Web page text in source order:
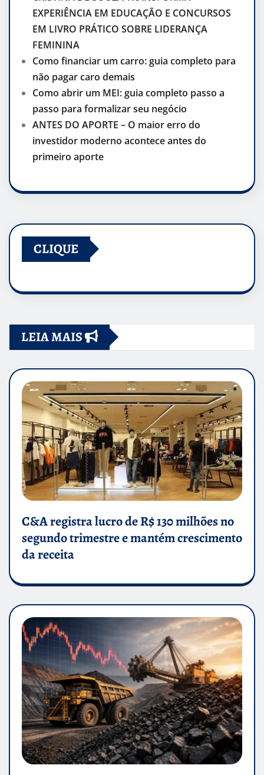
EXPERIÊNCIA EM EDUCAÇÃO E CONCURSOS
EM LIVRO PRÁTICO SOBRE LIDERANÇA
FEMININA
Como financiar um carro: guia completo para
não pagar caro demais
Como abrir um MEI: guia completo passo a
passo para formalizar seu negócio
ANTES DO APORTE – O maior erro do
investidor moderno acontece antes do
primeiro aporte
CLIQUE
LEIA MAIS
C&A registra lucro de R$ 130 milhões no
segundo trimestre e mantém crescimento
da receita